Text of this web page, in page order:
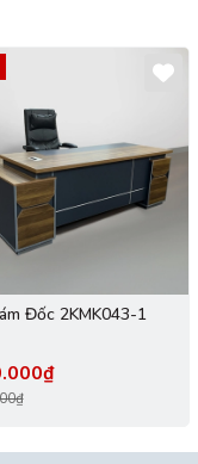
Đốc 2KMK043-1